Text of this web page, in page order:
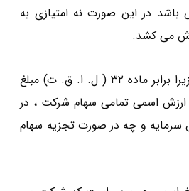
در این صورت نه امتیازی به
می کشد.
ارزش اسمی سهام جدید که انتشار می یابد میبایست برابر با بهای اسمی سهام قدیم باشد ، زیرا برابر ماده ۳۲ ( ل. ا. ق. ت) مبلغ
اسمی تمامی سهام شرکت ، در
سرمایه و چه در صورت تجزیه سهام